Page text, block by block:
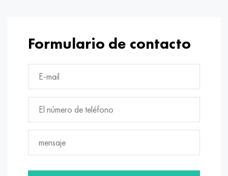
Formulario de contacto